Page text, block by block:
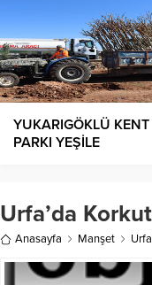
YUKARIGÖKLÜ KENT
PARKI YEŞİLE
Urfa’da
Anasayfa Manşet